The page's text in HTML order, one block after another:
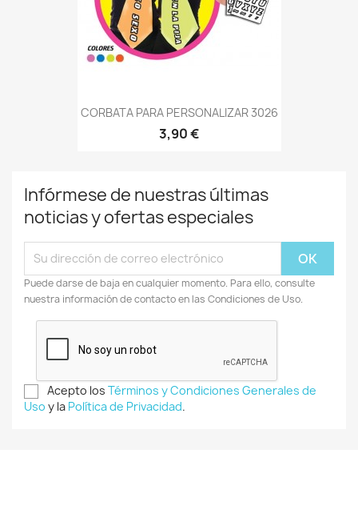
CORBATA PARA PERSONALIZAR 3026
3,90 €
Infórmese de nuestras últimas
noticias y ofertas especiales
Puede darse de baja en cualquier momento. Para ello, consulte
nuestra información de contacto en las Condiciones de Uso.
Acepto los Términos y Condiciones Generales de
Uso y la Política de Privacidad.